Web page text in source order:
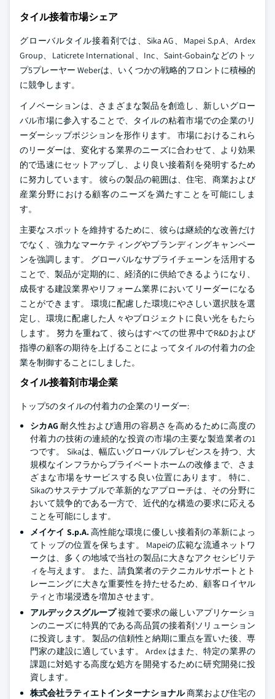
タイル接着市場シェア
グローバルタイル接着剤では、Sika AG、Mapei S.p.A、Ardex
Group、Laticrete International、Inc、Saint-Gobainなどのトッ
プ5プレーヤー Weberは、いくつかの戦略的フロントに積極的
に競争します。
イノベーションは、さまざまな製品を創造し、新しいグロー
バル市場に参入することで、タイルの粘着市場での企業のリ
ーダーシップポジションを形作ります。 市場におけるこれら
のリーダーは、変化する業界のニーズに合わせて、より効果
的で迅速にセットアップし、より良い接着剤を発明するため
に努力しています。 彼らの製品の範囲は、住宅、商業および
産業分野における顧客のニーズを満たすことを可能にしま
す。
主要なスポットを維持するために、彼らは継続的な改善だけ
でなく、強力なマーケティングやブランディングキャンペー
ンを強調します。 グローバルなサプライチェーンを活用する
ことで、製品が定期的に、経済的に供給できるようになり、
成長する建設業界やリフォーム業界においてリーダーになる
ことができます。 環境に配慮した環境にやさしい選択肢を選
定し、環境に配慮した人々やプロジェクトに良い光をもたら
します。 努力を重ねて、彼らはすべての世界中でR&Dおよび
指導の顧客の期待を上げることによってタイルの付着力の企
業を制御することにしました。
タイル接着剤市場企業
トップ5のタイルの付着力の企業のリーダー:
シカAG 耐久性および適用の容易さを高めるために高度の
付着力の技術の連続的な投資の市場の主要な製造業者の1
つです。 Sikaは、幅広いグローバルプレゼンスを持つ、大
規模なインフラからプライベートホームの改修まで、さま
ざまな市場をサービスする良い位置にあります。 特に、
Sikaのサステナブルで革新的なアプローチは、その分野に
おいて競争的である一方で、近代的な構造の要求に応える
ことを可能にします。
メイケイ S.p.A.高性能な環境に優しい接着剤の革新によっ
てトップの位置を保ちます。 Mapeiの広範な流通ネットワ
ークは、多くの地域で当社の製品に大きなアクセシビリテ
ィを与えます。 また、請負業者のテクニカルサポートとト
レーニングに大きな重要性を持たせるため、顧客ロイヤル
ティと市場浸透を増加させます。
アルデックスグループ複雑で要求の厳しいアプリケーショ
ンのニーズに特異的である高品質の接着剤ソリューション
に投資します。 製品の信頼性と納期に重点を置いた後、専
門家の建設に適しています。 Ardex はまた、特定の業界の
課題に対処する高度な処方を開発するために研究開発に投
資します。
株式会社ラティエトインターナショナル商業および住宅の